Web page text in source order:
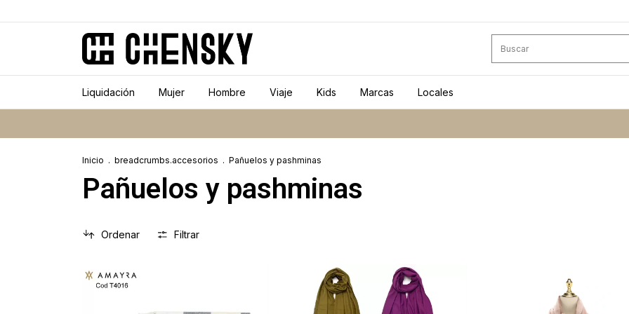
Liquidación Mujer Hombre Viaje Kids Marcas Locales
Inicio . breadcrumbs.accesorios . Pañuelos y pashminas
Pañuelos y pashminas
Ordenar Filtrar